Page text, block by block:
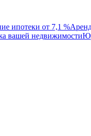
ипотеки от 7,1 %
вашей недвижимости